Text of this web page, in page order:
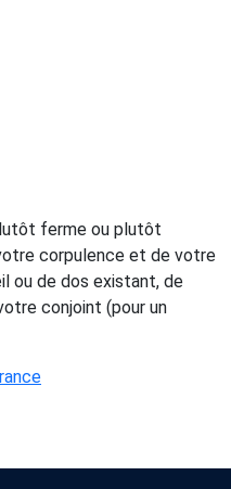
ferme ou plutôt
corpulence et de votre
ou de dos existant, de
conjoint (pour un